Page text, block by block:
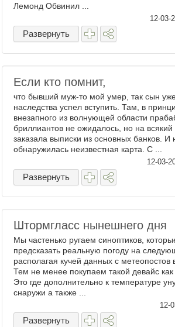
Лемонд Обвинил ...
12-03-
Развернуть
Если кто помнит,
что бывший муж-то мой умер, так сын
наследства успел вступить. Там, в
внезапного из волнующей области
бриллиантов не ожидалось, но на всякий
заказала выписки из основных банков. И
обнаружилась неизвестная карта. С ...
12-03-
Развернуть
Штормгласс нынешнего дня
Мы частенько ругаем синоптиков,
предсказать реальную погоду на
располагая кучей данных с метеопостов
Тем не менее покупаем такой девайс как
Это где дополнительно к температуре
снаружи а также ...
12-
Развернуть